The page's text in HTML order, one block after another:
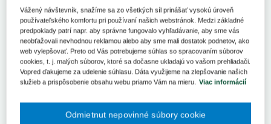
povinnosti nositeľov zdravotnej politiky v regióne. Zlyhal tiež
v legislatívnej oblasti pri reforme zákonov, ktoré mali
stabilizovať financovanie delimitovaných nemocníc.
Štát v roku 2002 rozhodol o prenesení správy 28 regionálnych
nemocníc s nehnuteľným majetkom v hodnote 206 miliónov eur na
vyššie územné celky (VÚC), aby zabezpečovali zdravotnú
starostlivosť v regiónoch a aby regionálne zdravotnícke zariadenia
miliónov eur. Samosprávne kraje sú povinné tento majetok užívať,
Vážený návštevník, snažíme sa zo všetkých síl prinášať vysokú úroveň
používateľského komfortu pri používaní našich webstránok. Medzi základné
predpoklady patrí napr. aby správne fungovalo vyhľadávanie, aby sme vás
neobťažovali nevhodnou reklamou alebo aby sme mali dostatok podnetov, ako
web vylepšovať. Preto od Vás potrebujeme súhlas so spracovaním súborov
cookies, t. j. malých súborov, ktoré sa dočasne ukladajú vo vašom prehliadači.
Vopred ďakujeme za udelenie súhlasu. Dáta využijeme na zlepšovanie našich
služieb a prispôsobenie obsahu webu priamo Vám na mieru. Viac informácií
Odmietnut nepovinné súbory cookie